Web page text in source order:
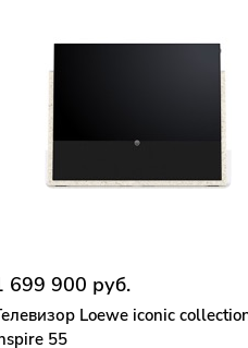
699 900 руб.
Loewe iconic
55